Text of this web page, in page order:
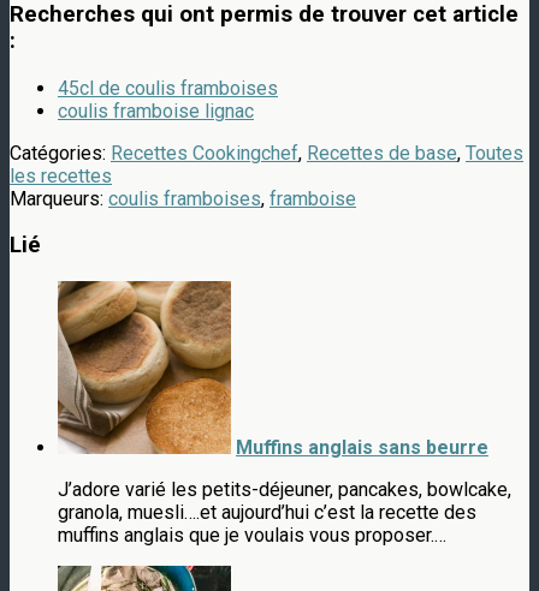
Recherches qui ont permis de trouver cet article
:
45cl de coulis framboises
coulis framboise lignac
Catégories: Recettes Cookingchef, Recettes de base, Toutes
les recettes
Marqueurs: coulis framboises, framboise
Lié
Muffins anglais sans beurre
J’adore varié les petits-déjeuner, pancakes, bowlcake,
granola, muesli….et aujourd’hui c’est la recette des
muffins anglais que je voulais vous proposer.…